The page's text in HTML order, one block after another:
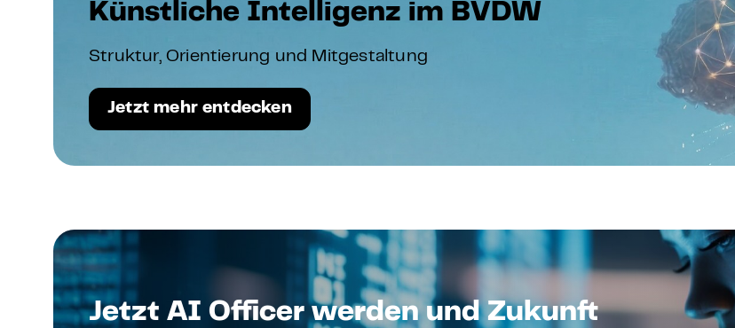
Künstliche Intelligenz im BVDW
Struktur, Orientierung und Mitgestaltung
Jetzt mehr entdecken
Jetzt AI Officer werden und Zukunft